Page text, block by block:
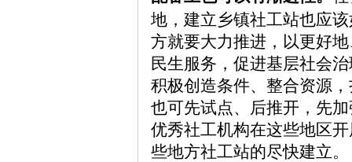
地，建立乡镇社工站也应
方就要大力推进，以更好
民生服务，促进基层社会
积极创造条件、整合资源
也可先试点、后推开，先
优秀社工机构在这些地区
些地方社工站的尽快建立。